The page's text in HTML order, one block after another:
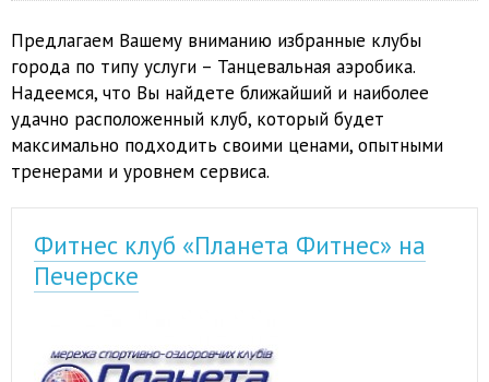
Предлагаем Вашему вниманию избранные клубы
города по типу услуги – Танцевальная аэробика.
Надеемся, что Вы найдете ближайший и наиболее
удачно расположенный клуб, который будет
максимально подходить своими ценами, опытными
тренерами и уровнем сервиса.
Фитнес клуб «Планета Фитнес» на
Печерске